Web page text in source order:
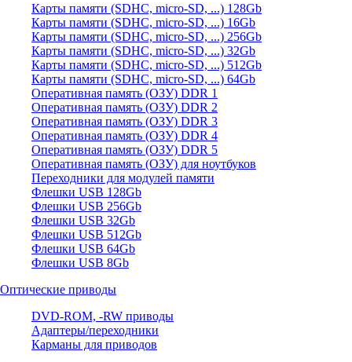
Карты памяти (SDHC, micro-SD, ...) 128Gb
Карты памяти (SDHC, micro-SD, ...) 16Gb
Карты памяти (SDHC, micro-SD, ...) 256Gb
Карты памяти (SDHC, micro-SD, ...) 32Gb
Карты памяти (SDHC, micro-SD, ...) 512Gb
Карты памяти (SDHC, micro-SD, ...) 64Gb
Оперативная память (ОЗУ) DDR 1
Оперативная память (ОЗУ) DDR 2
Оперативная память (ОЗУ) DDR 3
Оперативная память (ОЗУ) DDR 4
Оперативная память (ОЗУ) DDR 5
Оперативная память (ОЗУ) для ноутбуков
Переходники для модулей памяти
Флешки USB 128Gb
Флешки USB 256Gb
Флешки USB 32Gb
Флешки USB 512Gb
Флешки USB 64Gb
Флешки USB 8Gb
Оптические приводы
DVD-ROM, -RW приводы
Адаптеры/переходники
Карманы для приводов